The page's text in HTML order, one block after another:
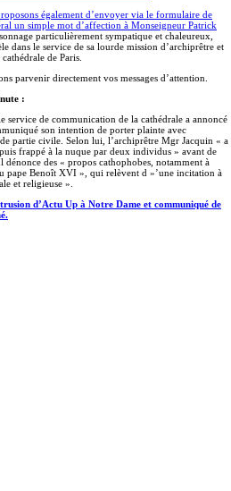
également d’envoyer via le formulaire de
un simple mot d’affection à Monseigneur Patrick
particulièrement sympatique et chaleureux,
dans le service de sa lourde mission d’archiprêtre et
de Paris.
parvenir directement vos messages d’attention.
:
service de communication de la cathédrale a annoncé
son intention de porter plainte avec
partie civile. Selon lui, l’archiprêtre Mgr Jacquin « a
frappé à la nuque par deux individus » avant de
dénonce des « propos cathophobes, notamment à
pape Benoît XVI », qui relèvent d »’une incitation à
et religieuse ».
d’Actu Up à Notre Dame et communiqué de